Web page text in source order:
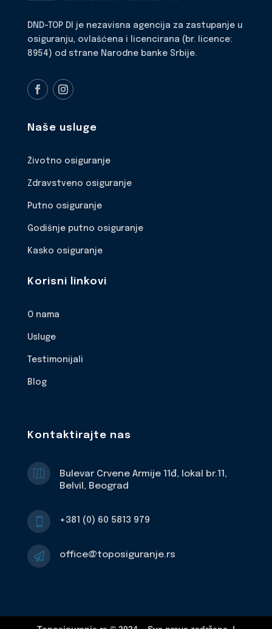
DND-TOP DI je nezavisna agencija za zastupanje u
osiguranju, ovlašćena i licencirana (br. licence:
8954) od strane Narodne banke Srbije.
Naše usluge
Životno osiguranje
Zdravstveno osiguranje
Putno osiguranje
Godišnje putno osiguranje
Kasko osiguranje
Korisni linkovi
O nama
Usluge
Testimonijali
Blog
Kontaktirajte nas

Bulevar Crvene Armije 11đ, lokal br.11,
Belvil, Beograd
 +381 (0) 60 5813 979
 office@toposiguranje.rs